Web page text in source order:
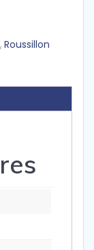
, Roussillon